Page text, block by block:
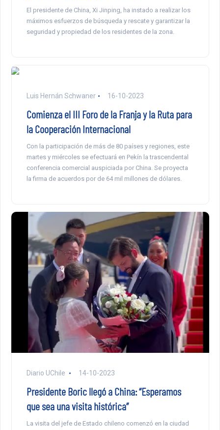
El presidente de China, Xi Jinping, ha instado a realizar los
máximos esfuerzos de búsqueda y rescate y garantizar la
seguridad y propiedad de los residentes de la zona.
Luis Hernán Schwaner 16-10-2023
Comienza el III Foro de la Franja y la Ruta para
la Cooperación Internacional
Con la participación de más de 80 países y regiones, este
martes y miércoles se efectuará en Pekín la trascendental
conferencia comercial auspiciada por China. Se proyecta
la firma de acuerdos por de 64 mil millones de dólares.
Diario UChile 14-10-2023
Presidente Boric llegó a China: “Esperamos
que sea una visita histórica”
La visita del jefe de Estado chileno comenzó en la ciudad